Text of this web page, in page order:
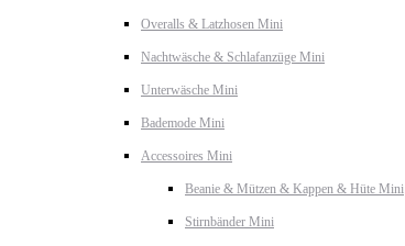
Overalls & Latzhosen Mini
Nachtwäsche & Schlafanzüge Mini
Unterwäsche Mini
Bademode Mini
Accessoires Mini
Beanie & Mützen & Kappen & Hüte Mini
Stirnbänder Mini